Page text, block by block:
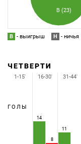
В (23)
В - выигрыш Н - ничья
ЧЕТВЕРТИ
ГОЛЫ
14
8
11
1-15' 16-30' 31-44'